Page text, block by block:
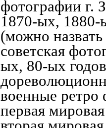
фотографии г.
1870-ых, 1880-
(можно
советская
ых, 80-ых
военные ретро
первая